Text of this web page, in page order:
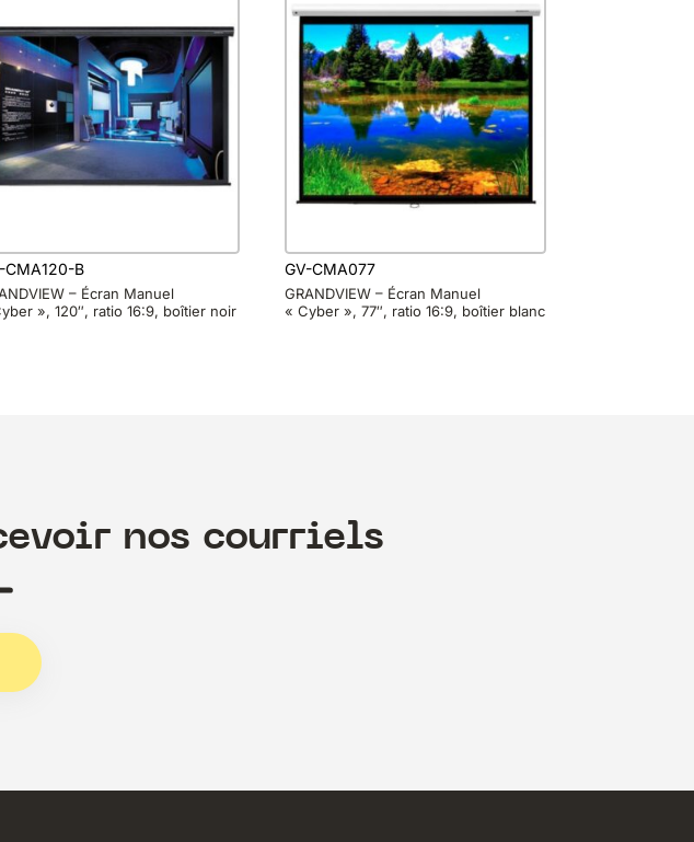
CMA120-B
– Écran Manuel
», 120″, ratio 16:9, boîtier noir
GV-CMA077
GRANDVIEW – Écran Manuel
« Cyber », 77″, ratio 16:9, boîtier blanc
nos courriels